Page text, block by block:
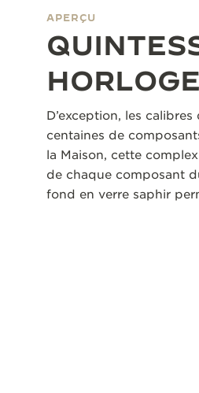
APERÇU
D’exception, les
centaines de
la Maison, cette
de chaque composant
fond en verre saphir